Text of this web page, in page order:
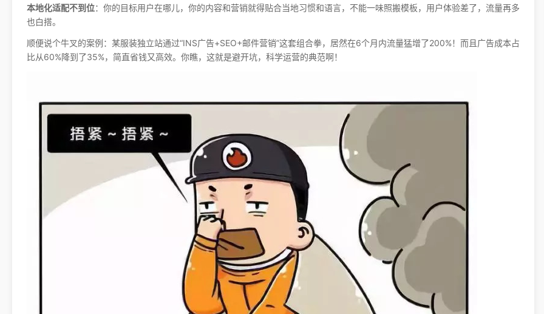
本地化适配不到位：你的目标用户在哪儿，你的内容和营销就得贴合当地习惯和语言，不能一味照搬模板，用户体验差了，流量再多
也白搭。
顺便说个牛叉的案例：某服装独立站通过“INS广告+SEO+邮件营销”这套组合拳，居然在6个月内流量猛增了200%！而且广告成本占
比从60%降到了35%，简直省钱又高效。你瞧，这就是避开坑，科学运营的典范啊！